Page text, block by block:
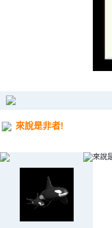
來說是非者!
來說